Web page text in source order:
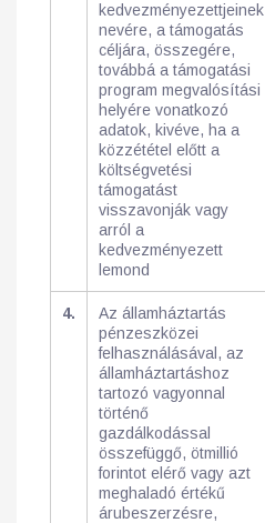
kedvezményezettjeinek
nevére, a támogatás
céljára, összegére,
továbbá a támogatási
program megvalósítási
helyére vonatkozó
adatok, kivéve, ha a
közzététel előtt a
költségvetési
támogatást
visszavonják vagy
arról a
kedvezményezett
lemond
4.
Az államháztartás
pénzeszközei
felhasználásával, az
államháztartáshoz
tartozó vagyonnal
történő
gazdálkodással
összefüggő, ötmillió
forintot elérő vagy azt
meghaladó értékű
árubeszerzésre,